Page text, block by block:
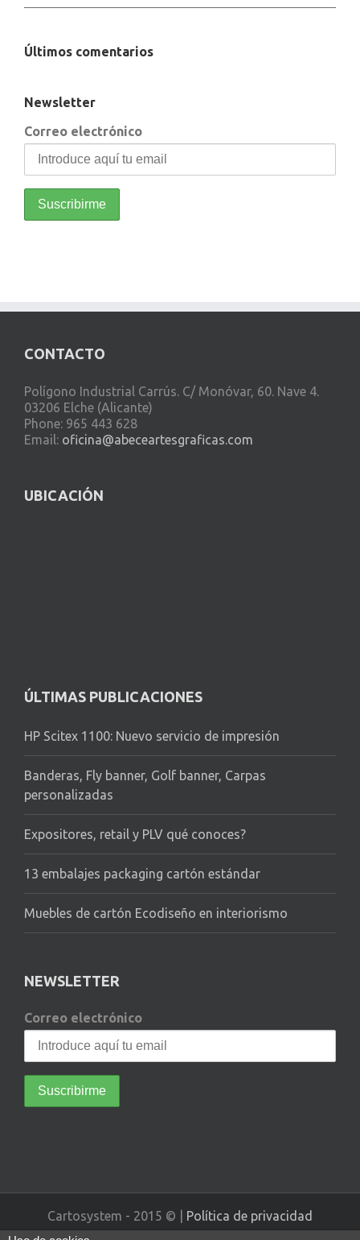
Últimos comentarios
Newsletter
Correo electrónico
CONTACTO
Polígono Industrial Carrús. C/ Monóvar, 60. Nave 4.
03206 Elche (Alicante)
Phone: 965 443 628
Email: oficina@abeceartesgraficas.com
UBICACIÓN
ÚLTIMAS PUBLICACIONES
HP Scitex 1100: Nuevo servicio de impresión
Banderas, Fly banner, Golf banner, Carpas
personalizadas
Expositores, retail y PLV qué conoces?
13 embalajes packaging cartón estándar
Muebles de cartón Ecodiseño en interiorismo
NEWSLETTER
Correo electrónico
Cartosystem - 2015 © | Política de privacidad